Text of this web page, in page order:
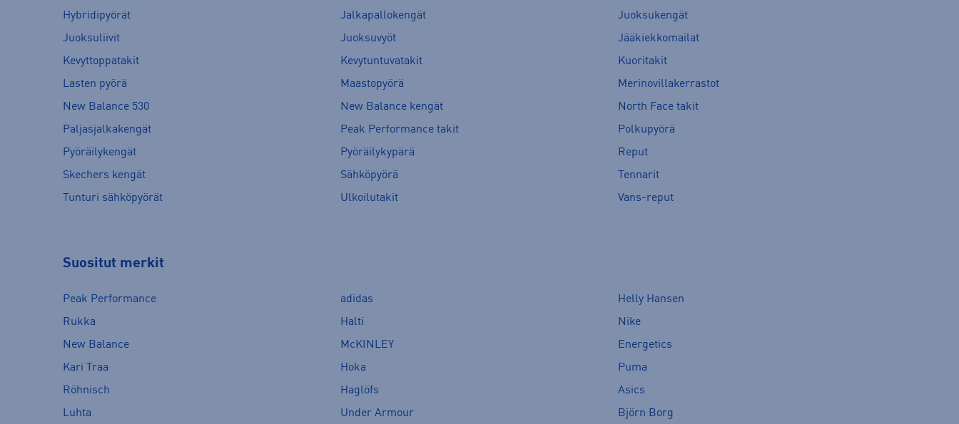
Hybridipyörät
Jalkapallokengät
Juoksukengät
Juoksuliivit
Juoksuvyöt
Jääkiekkomailat
Kevyttoppatakit
Kevytuntuvatakit
Kuoritakit
Lasten pyörä
Maastopyörä
Merinovillakerrastot
New Balance 530
New Balance kengät
North Face takit
Paljasjalkakengät
Peak Performance takit
Polkupyörä
Pyöräilykengät
Pyöräilykypärä
Reput
Skechers kengät
Sähköpyörä
Tennarit
Tunturi sähköpyörät
Ulkoilutakit Vans-reput
Suositut merkit
Peak Performance adidas
Helly Hansen
Rukka
Halti
Nike
New Balance
McKINLEY
Energetics
Kari Traa
Hoka
Puma
Röhnisch
Haglöfs
Asics
Luhta
Under Armour
Björn Borg